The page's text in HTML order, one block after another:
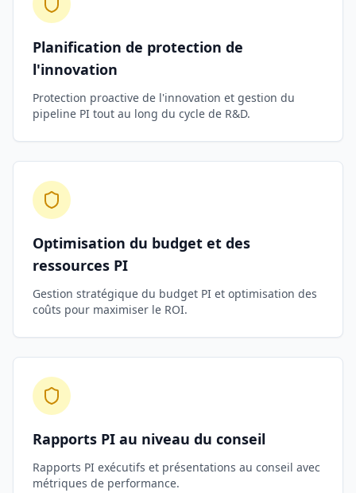
Planification de protection de
l'innovation
Protection proactive de l'innovation et gestion du
pipeline PI tout au long du cycle de R&D.
Optimisation du budget et des
ressources PI
Gestion stratégique du budget PI et optimisation des
coûts pour maximiser le ROI.
Rapports PI au niveau du conseil
Rapports PI exécutifs et présentations au conseil avec
métriques de performance.